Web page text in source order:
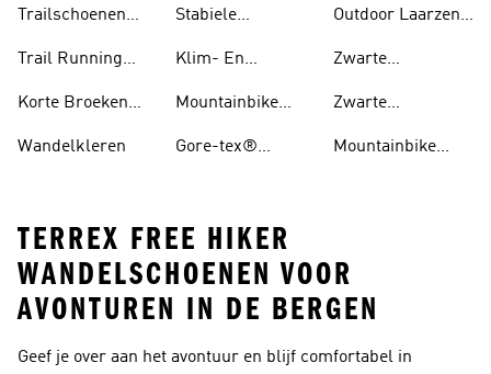
Trailschoenen
Trail Running
Dames
Korte Broeken
Running
Wandelkleren
Voor Heren
Stabiele
Voor Dames
Klim- En
Mountainbike
Gore-tex®
Outdoor Laarzen
Zwarte
Zwarte
Mountainbike
TERREX FREE HIKER
WANDELSCHOENEN VOOR
AVONTUREN IN DE BERGEN
Geef je over aan het avontuur en blijf comfortabel in